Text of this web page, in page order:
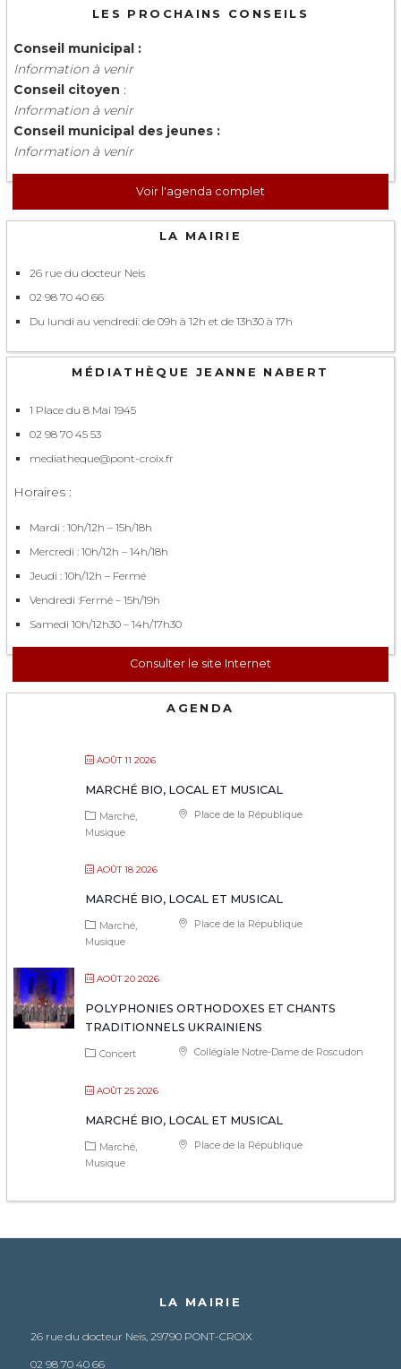
LES PROCHAINS CONSEILS
Conseil municipal :
Information à venir
Conseil citoyen :
Information à venir
Conseil municipal des jeunes :
Information à venir
Voir l'agenda complet
LA MAIRIE
26 rue du docteur Neis
02 98 70 40 66
Du lundi au vendredi: de 09h à 12h et de 13h30 à 17h
MÉDIATHÈQUE JEANNE NABERT
1 Place du 8 Mai 1945
02 98 70 45 53
mediatheque@pont-croix.fr
Horaires :
Mardi : 10h/12h – 15h/18h
Mercredi : 10h/12h – 14h/18h
Jeudi : 10h/12h – Fermé
Vendredi :Fermé – 15h/19h
Samedi 10h/12h30 – 14h/17h30
Consulter le site Internet
AGENDA
AOÛT 11 2026
MARCHÉ BIO, LOCAL ET MUSICAL
Place de la République
Marché
Musique
AOÛT 18 2026
MARCHÉ BIO, LOCAL ET MUSICAL
Place de la République
Marché
Musique
AOÛT 20 2026
POLYPHONIES ORTHODOXES ET CHANTS
TRADITIONNELS UKRAINIENS
Collégiale Notre-Dame de Roscudon
Concert
AOÛT 25 2026
MARCHÉ BIO, LOCAL ET MUSICAL
Place de la République
Marché
Musique
LA MAIRIE
26 rue du docteur Neïs, 29790 PONT-CROIX
02 98 70 40 66